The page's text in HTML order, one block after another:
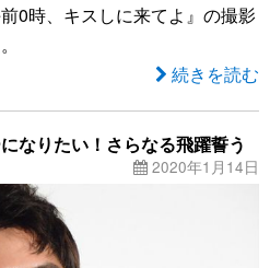
0時、キスしに来てよ』の撮影
続きを読む
なりたい！さらなる飛躍誓う
2020年1月14日